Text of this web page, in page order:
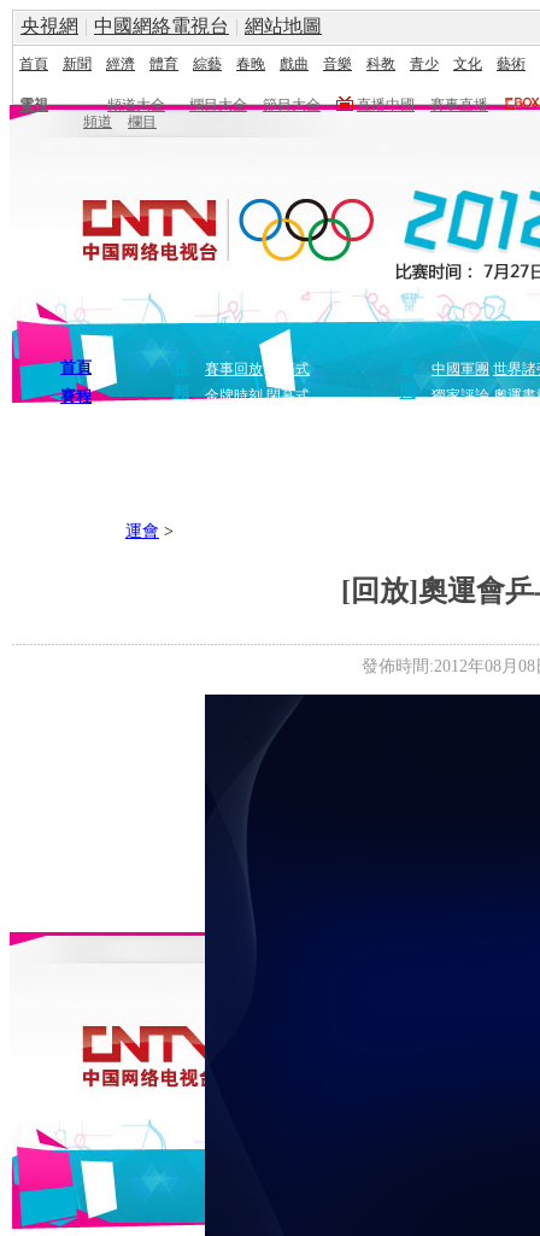
央視網 | 中國網絡電視台 | 網站地圖
首頁 新聞 經濟 體育 綜藝 春晚 戲曲 音樂 科教 青少 文化 藝術
電視 頻道大全 欄目大全 節目大全 直播中國
賽事直播
頻道
欄目
首頁
賽程
頻
賽事回放
開幕式
金牌時刻 閉幕式
中國軍團 世界諸
獨家評論 奧運畫
運會 >
[回放]奧運會
發佈時間:2012年08月